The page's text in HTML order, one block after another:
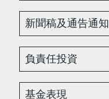
新聞稿及通告通知
負責任投資
基金表現